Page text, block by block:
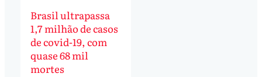
Brasil ultrapassa
1,7 milhão de casos
de covid-19, com
quase 68 mil
mortes